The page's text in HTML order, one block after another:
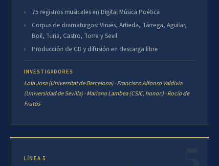
75 registros musicales en Digital Música Poética
Corpus de dramaturgos: Virués, Artieda, Tárrega, Aguilar,
Boil, Turia, Castro, Torre y Sevil
Producción de CD y difusión en descarga libre
INVESTIGADORES
Lola Josa (Universitat de Barcelona) · Francisco Alfonso Valdivia
(Universidad de Sevilla) · Mariano Lambea (CSIC, honor.) · Rocío de
Frutos
LÍNEA 5